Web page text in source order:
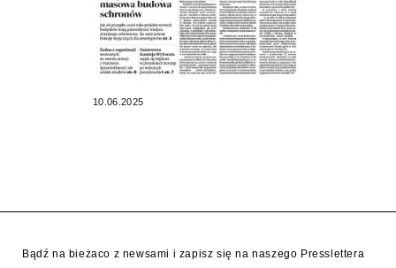
10.06.2025
Bądź na bieżaco z newsami i zapisz się na naszego Presslettera